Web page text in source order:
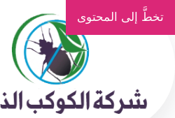
تخطَّ إلى المحتوى